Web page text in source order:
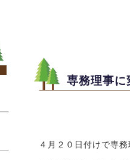
専務理事に
４月２０日付けで専